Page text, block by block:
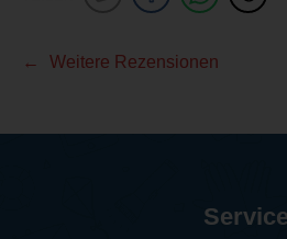
Weitere Rezensionen
Service